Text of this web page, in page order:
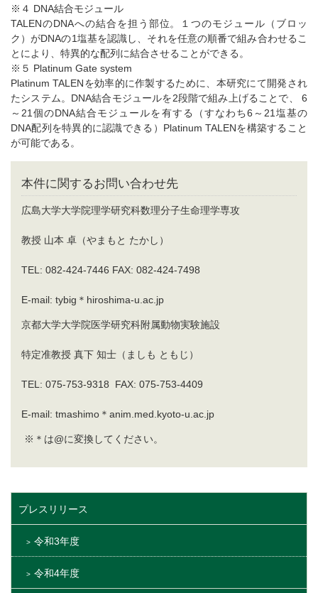
※４ DNA結合モジュール
TALENのDNAへの結合を担う部位。１つのモジュール（ブロッ
ク）がDNAの1塩基を認識し、それを任意の順番で組み合わせるこ
とにより、特異的な配列に結合させることができる。
※５ Platinum Gate system
Platinum TALENを効率的に作製するために、本研究にて開発され
たシステム。DNA結合モジュールを2段階で組み上げることで、 6
～21個のDNA結合モジュールを有する（すなわち6～21塩基の
DNA配列を特異的に認識できる）Platinum TALENを構築すること
が可能である。
本件に関するお問い合わせ先
広島大学大学院理学研究科数理分子生命理学専攻
教授 山本 卓（やまもと たかし）
TEL: 082-424-7446 FAX: 082-424-7498
E-mail: tybig＊hiroshima-u.ac.jp
京都大学大学院医学研究科附属動物実験施設
特定准教授 真下 知士（ましも ともじ）
TEL: 075-753-9318 FAX: 075-753-4409
E-mail: tmashimo＊anim.med.kyoto-u.ac.jp
※＊は@に変換してください。
プレスリリース
令和3年度
令和4年度